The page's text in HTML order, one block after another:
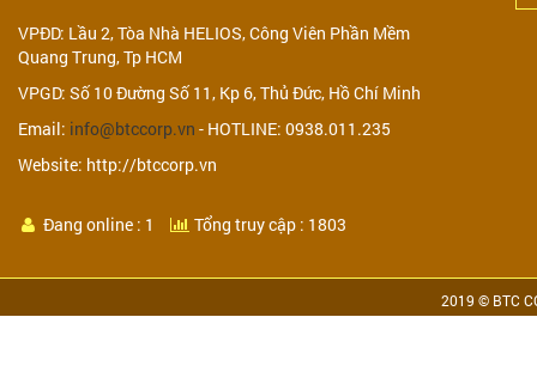
VPĐD: Lầu 2, Tòa Nhà HELIOS, Công Viên Phần Mềm
Quang Trung, Tp HCM
VPGD: Số 10 Đường Số 11, Kp 6, Thủ Đức, Hồ Chí Minh
Email: info@btccorp.vn - HOTLINE: 0938.011.235
Website: http://btccorp.vn
Đang online : 1 Tổng truy cập : 1803
2019 © BTC